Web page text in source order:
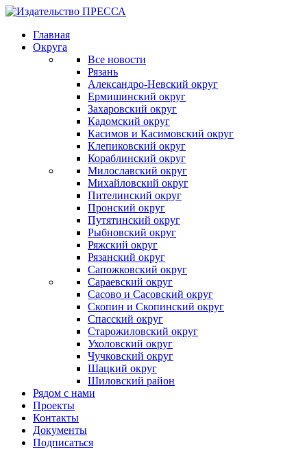
Главная
Округа
Все новости
Рязань
Александро-Невский округ
Ермишинский округ
Захаровский округ
Кадомский округ
Касимов и Касимовский округ
Клепиковский округ
Кораблинский округ
Милославский округ
Михайловский округ
Пителинский округ
Пронский округ
Путятинский округ
Рыбновский округ
Ряжский округ
Рязанский округ
Сапожковский округ
Сараевский округ
Сасово и Сасовский округ
Скопин и Скопинский округ
Спасский округ
Старожиловский округ
Ухоловский округ
Чучковский округ
Шацкий округ
Шиловский район
Рядом с нами
Проекты
Контакты
Документы
Подписаться